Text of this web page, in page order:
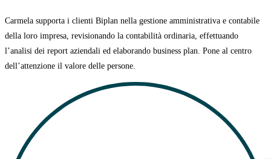
Carmela supporta i clienti Biplan nella gestione amministrativa e contabile
della loro impresa, revisionando la contabilità ordinaria, effettuando
l’analisi dei report aziendali ed elaborando business plan. Pone al centro
dell’attenzione il valore delle persone.